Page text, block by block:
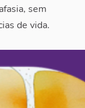
sem
de vida.